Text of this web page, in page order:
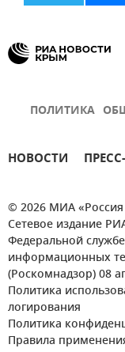
ПОЛИТИКА
НОВОСТИ
© 2026 МИА «Россия
Сетевое издание
Федеральной
информационных
(Роскомнадзор) 08
Политика
логирования
Политика
Правила